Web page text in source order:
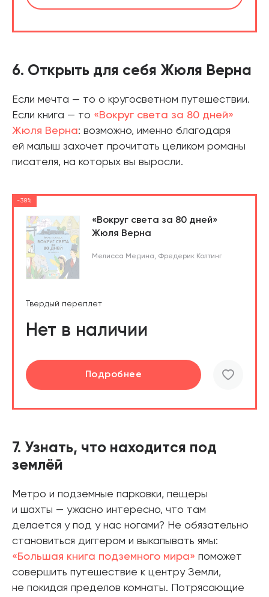
6. Открыть для себя Жюля Верна
Если мечта — то о кругосветном путешествии.
Если книга — то «Вокруг света за 80 дней»
Жюля Верна: возможно, именно благодаря
ей малыш захочет прочитать целиком романы
писателя, на которых вы выросли.
-38%
«Вокруг света за 80 дней»
Жюля Верна
Мелисса Медина, Фредерик Колтинг
Твердый переплет
Нет в наличии
Подробнее
7. Узнать, что находится под
землёй
Метро и подземные парковки, пещеры
и шахты — ужасно интересно, что там
делается у под у нас ногами? Не обязательно
становиться диггером и выкапывать ямы:
«Большая книга подземного мира» поможет
совершить путешествие к центру Земли,
не покидая пределов комнаты. Потрясающие